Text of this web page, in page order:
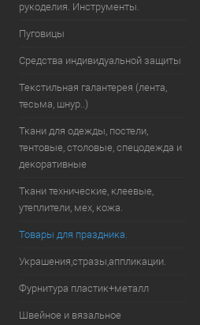
рукоделия. Инструменты.
Пуговицы
Средства индивидуальной защиты
Текстильная галантерея (лента,
тесьма, шнур..)
Ткани для одежды, постели,
тентовые, столовые, спецодежда и
декоративные
Ткани технические, клеевые,
утеплители, мех, кожа.
Товары для праздника.
Украшения,стразы,аппликации.
Фурнитура пластик+металл
Швейное и вязальное